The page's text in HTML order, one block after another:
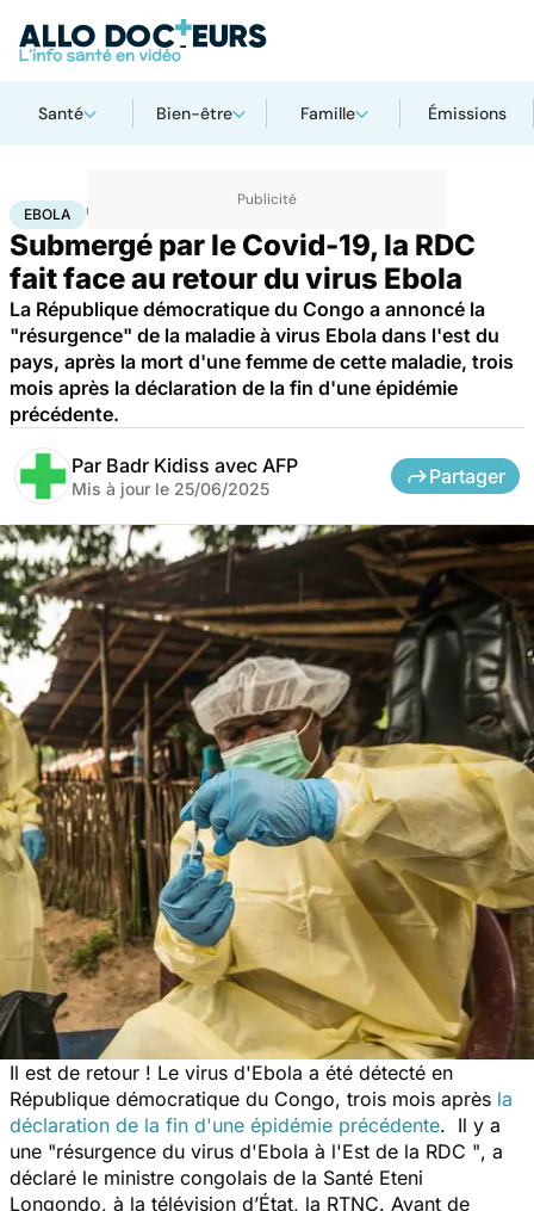
Santé Bien-être Famille Émissions
Accueil Santé Maladies infectieuses
EBOLA
Submergé par le Covid-19, la RDC
fait face au retour du virus Ebola
La République démocratique du Congo a annoncé la
"résurgence" de la maladie à virus Ebola dans l'est du
pays, après la mort d'une femme de cette maladie, trois
mois après la déclaration de la fin d'une épidémie
précédente.
Par Badr Kidiss avec AFP
Mis à jour le 25/06/2025
Partager
Il est de retour ! Le virus d'Ebola a été détecté en
République démocratique du Congo, trois mois après la
déclaration de la fin d'une épidémie précédente. Il y a
une "résurgence du virus d'Ebola à l'Est de la RDC ", a
déclaré le ministre congolais de la Santé Eteni
Longondo, à la télévision d’État, la RTNC. Avant de